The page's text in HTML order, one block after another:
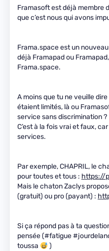
Framasoft est déjà membre
que c’est nous qui avons
Frama.space est un
déjà Framapad ou
Frama.space.
A moins que tu ne veuille
étaient limités, là ou
service sans discrimination ?
C’est à la fois vrai et faux,
services.
Par exemple, CHAPRIL, le
pour toutes et tous : https://
Mais le chaton Zaclys
(gratuit) ou pro (payant) :
Si ça répond pas à ta
pensée (#fatigue
toussa
)